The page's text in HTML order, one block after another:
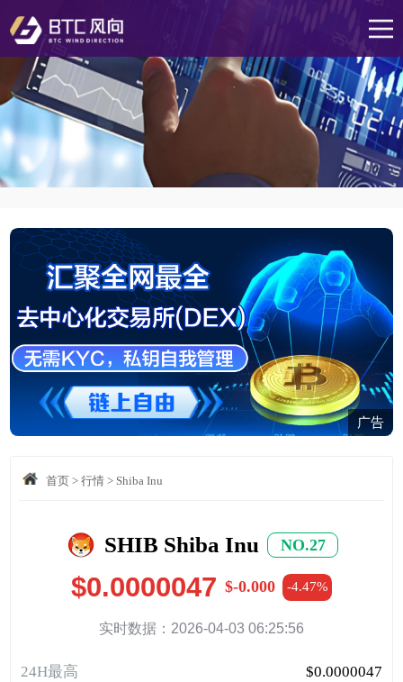
广告
首页> 行情> Shiba Inu
SHIB Shiba Inu NO.27
$0.0000047 $-0.000 -4.47%
实时数据：2026-04-03 06:25:56
24H最高 $0.0000047